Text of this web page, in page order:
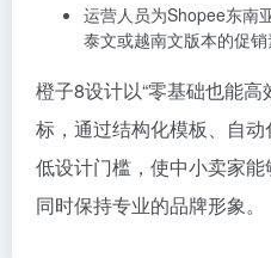
运营人员为Shopee东南
泰文或越南文版本的促销
橙子8设计以“零基础也能高
标，通过结构化模板、自
低设计门槛，使中小卖家能
同时保持专业的品牌形象。